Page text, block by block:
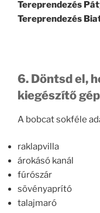
Tereprendezés
Tereprendezés
6. Döntsd el,
kiegészítő
A bobcat sokféle
raklapvilla
árokásó kanál
fúrószár
sövényaprító
talajmaró